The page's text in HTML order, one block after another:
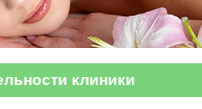
клиники